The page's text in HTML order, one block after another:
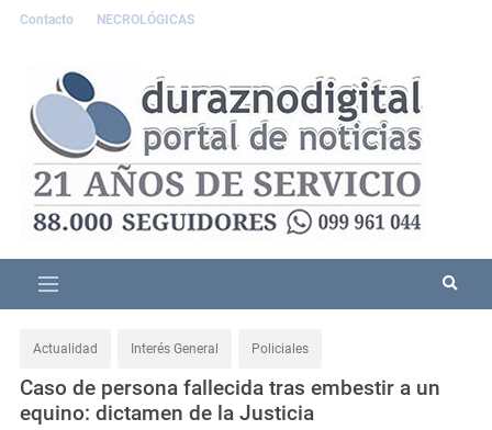
Contacto NECROLÓGICAS
Actualidad Interés General Policiales
Caso de persona fallecida tras embestir a un
equino: dictamen de la Justicia